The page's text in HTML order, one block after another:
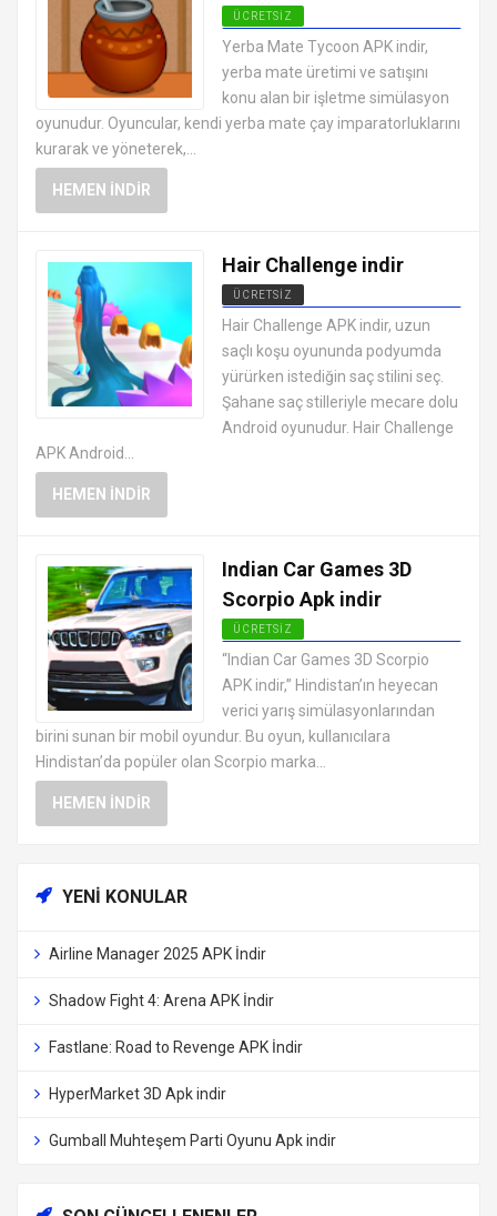
ÜCRETSIZ
EN İYI ANDROID APK OYUNLARI
ÜCRETSIZ
Yerba Mate Tycoon APK indir,
yerba mate üretimi ve satışını
konu alan bir işletme simülasyon
oyunudur. Oyuncular, kendi yerba mate çay imparatorluklarını
kurarak ve yöneterek,...
HEMEN İNDIR
Hair Challenge indir
ÜCRETSIZ
EN İYI ANDROID APK OYUNLARI
ÜCRETSIZ
Hair Challenge APK indir, uzun
saçlı koşu oyununda podyumda
yürürken istediğin saç stilini seç.
Şahane saç stilleriyle mecare dolu
Android oyunudur. Hair Challenge
APK Android...
HEMEN İNDIR
Indian Car Games 3D
Scorpio Apk indir
ÜCRETSIZ
EN İYI ANDROID APK OYUNLARI
ÜCRETSIZ
“Indian Car Games 3D Scorpio
APK indir,” Hindistan’ın heyecan
verici yarış simülasyonlarından
birini sunan bir mobil oyundur. Bu oyun, kullanıcılara
Hindistan’da popüler olan Scorpio marka...
HEMEN İNDIR
YENI KONULAR
Airline Manager 2025 APK İndir
Shadow Fight 4: Arena APK İndir
Fastlane: Road to Revenge APK İndir
HyperMarket 3D Apk indir
Gumball Muhteşem Parti Oyunu Apk indir